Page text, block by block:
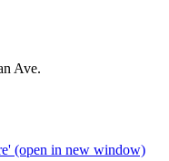
Ave.
(open in new window)